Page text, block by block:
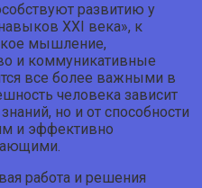
развитию у
XXI века», к
мышление,
и коммуникативные
все более важными в
человека зависит
но и от способности
и эффективно
работа и решения